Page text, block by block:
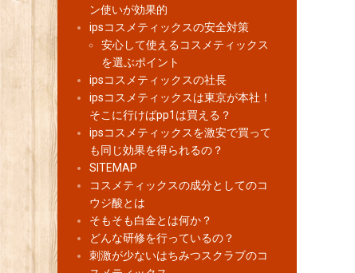
ン使いが効果的
ipsコスメティックスの安全対策
安心して使えるコスメティックス
を選ぶポイント
ipsコスメティックスの社長
ipsコスメティックスは東京が本社！
そこに行けばpp1は買える？
ipsコスメティックスを激安で買って
も同じ効果を得られるの？
SITEMAP
コスメティックスの成分としてのコ
ウジ酸とは
そもそも白金とは何か？
どんな研修を行っているの？
刺激が少ないはちみつスクラブのコ